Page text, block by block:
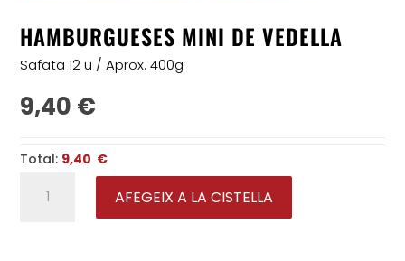
HAMBURGUESES MINI DE VEDELLA
Safata 12 u / Aprox. 400g
9,40 €
Total: 9,40 €
Hamburgueses
mini AFEGEIX A LA CISTELLA